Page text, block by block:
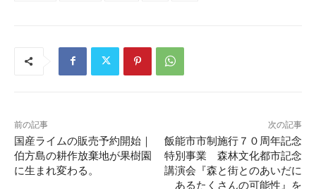
前の記事
国産ライムの販売予約開始｜
伯方島の耕作放棄地が果樹園
に生まれ変わる。
次の記事
飯能市市制施行７０周年記念
特別事業 森林文化都市記念
講演会『森と街とのあいだに
あるたくさんの可能性』を